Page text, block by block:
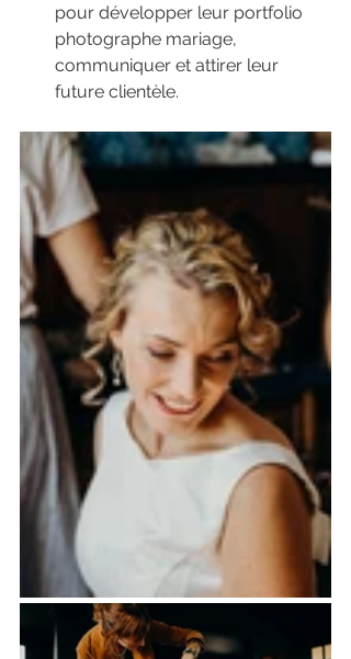
pour développer leur portfolio
photographe mariage,
communiquer et attirer leur
future clientèle.